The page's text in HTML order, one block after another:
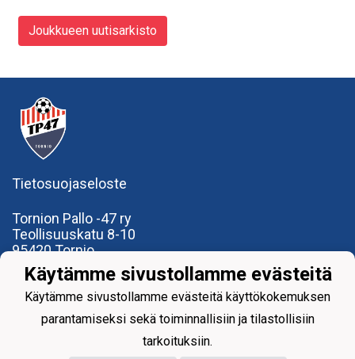
Joukkueen uutisarkisto
Tietosuojaseloste
Tornion Pallo -47 ry
Teollisuuskatu 8-10
95420 Tornio
+358 40591 9275
office@tp47.com
Käytämme sivustollamme evästeitä
Käytämme sivustollamme evästeitä käyttökokemuksen
parantamiseksi sekä toiminnallisiin ja tilastollisiin
tarkoituksiin.